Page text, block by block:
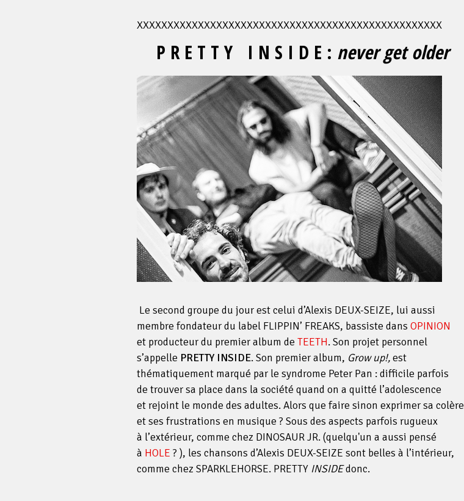
XXXXXXXXXXXXXXXXXXXXXXXXXXXXXXXXXXXXXXXXXXXXXXXXXX
P R E T T Y I N S I D E : never get older
Le second groupe du jour est celui d’Alexis DEUX-SEIZE, lui aussi
membre fondateur du label FLIPPIN’ FREAKS, bassiste dans OPINION
et producteur du premier album de TEETH. Son projet personnel
s’appelle PRETTY INSIDE. Son premier album, Grow up!,est
thématiquement marqué par le syndrome Peter Pan : difficile parfois
de trouver sa place dans la société quand on a quitté l’adolescence
et rejoint le monde des adultes. Alors que faire sinon exprimer sa colère
et ses frustrations en musique ? Sous des aspects parfois rugueux
à l’extérieur, comme chez DINOSAUR JR. (quelqu'un a aussi pensé
à HOLE ? ), les chansons d’Alexis DEUX-SEIZE sont belles à l’intérieur,
comme chez SPARKLEHORSE. PRETTY INSIDEdonc.